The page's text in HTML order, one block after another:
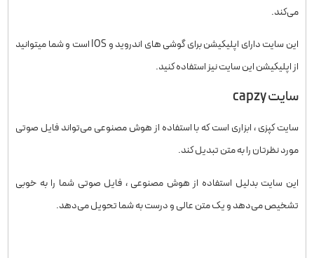
می‌کند.
این سایت دارای اپلیکیشن برای گوشی های اندروید و IOS است و شما میتوانید
از اپلیکیشن این سایت نیز استفاده کنید.
سایت capzy
سایت کپزی ، ابزاری است که با استفاده از هوش مصنوعی می‌تواند فایل صوتی
مورد نظرتان را به متن تبدیل کند.
این سایت بدلیل استفاده از هوش مصنوعی ، فایل صوتی شما را به خوبی
تشخیص می‌دهد و یک متن عالی و درست به شما تحویل می‌دهد.